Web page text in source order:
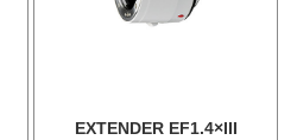
EXTENDER EF1.4×III